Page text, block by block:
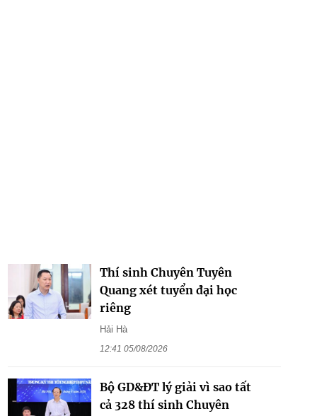
Thí sinh Chuyên Tuyên
Quang xét tuyển đại học
riêng
Hải Hà
12:41 05/08/2026
Bộ GD&ĐT lý giải vì sao tất
cả 328 thí sinh Chuyên